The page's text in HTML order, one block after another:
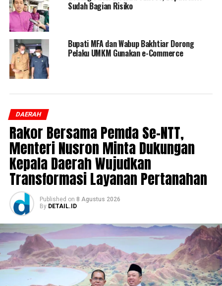
Sudah Bagian Risiko
Bupati MFA dan Wabup Bakhtiar Dorong
Pelaku UMKM Gunakan e-Commerce
DAERAH
Rakor Bersama Pemda Se-NTT,
Menteri Nusron Minta Dukungan
Kepala Daerah Wujudkan
Transformasi Layanan Pertanahan
Published on 8 Agustus 2026
By DETAIL.ID